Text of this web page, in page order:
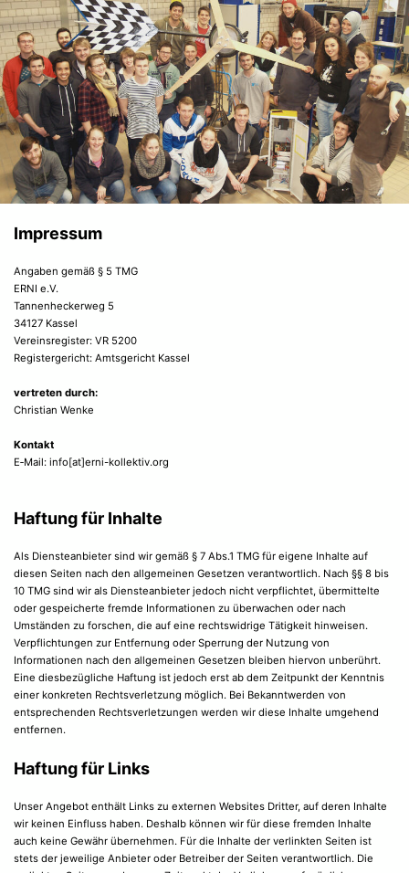
Impressum
Angaben gemäß § 5 TMG
ERNI e.V.
Tannenheckerweg 5
34127 Kassel
Vereinsregister: VR 5200
Registergericht: Amtsgericht Kassel
vertreten durch:
Christian Wenke
Kontakt
E‑Mail: info[at]erni-kollektiv.org
Haftung für Inhalte
Als Diensteanbieter sind wir gemäß § 7 Abs.1 TMG für eigene Inhalte auf
diesen Seiten nach den allgemeinen Gesetzen verantwortlich. Nach §§ 8 bis
10 TMG sind wir als Diensteanbieter jedoch nicht verpflichtet, übermittelte
oder gespeicherte fremde Informationen zu überwachen oder nach
Umständen zu forschen, die auf eine rechtswidrige Tätigkeit hinweisen.
Verpflichtungen zur Entfernung oder Sperrung der Nutzung von
Informationen nach den allgemeinen Gesetzen bleiben hiervon unberührt.
Eine diesbezügliche Haftung ist jedoch erst ab dem Zeitpunkt der Kenntnis
einer konkreten Rechtsverletzung möglich. Bei Bekanntwerden von
entsprechenden Rechtsverletzungen werden wir diese Inhalte umgehend
entfernen.
Haftung für Links
Unser Angebot enthält Links zu externen Websites Dritter, auf deren Inhalte
wir keinen Einfluss haben. Deshalb können wir für diese fremden Inhalte
auch keine Gewähr übernehmen. Für die Inhalte der verlinkten Seiten ist
stets der jeweilige Anbieter oder Betreiber der Seiten verantwortlich. Die